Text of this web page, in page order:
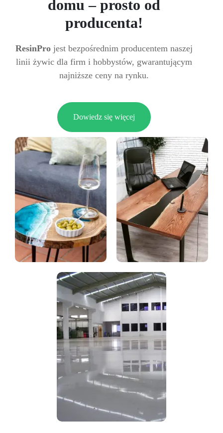
domu – prosto od
producenta!
ResinPro jest bezpośrednim producentem naszej
linii żywic dla firm i hobbystów, gwarantującym
najniższe ceny na rynku.
Dowiedz się więcej